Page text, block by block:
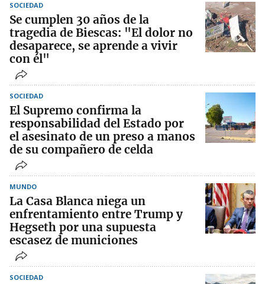
SOCIEDAD
Se cumplen 30 años de la
tragedia de Biescas: "El dolor no
desaparece, se aprende a vivir
con él"
SOCIEDAD
El Supremo confirma la
responsabilidad del Estado por
el asesinato de un preso a manos
de su compañero de celda
MUNDO
La Casa Blanca niega un
enfrentamiento entre Trump y
Hegseth por una supuesta
escasez de municiones
SOCIEDAD